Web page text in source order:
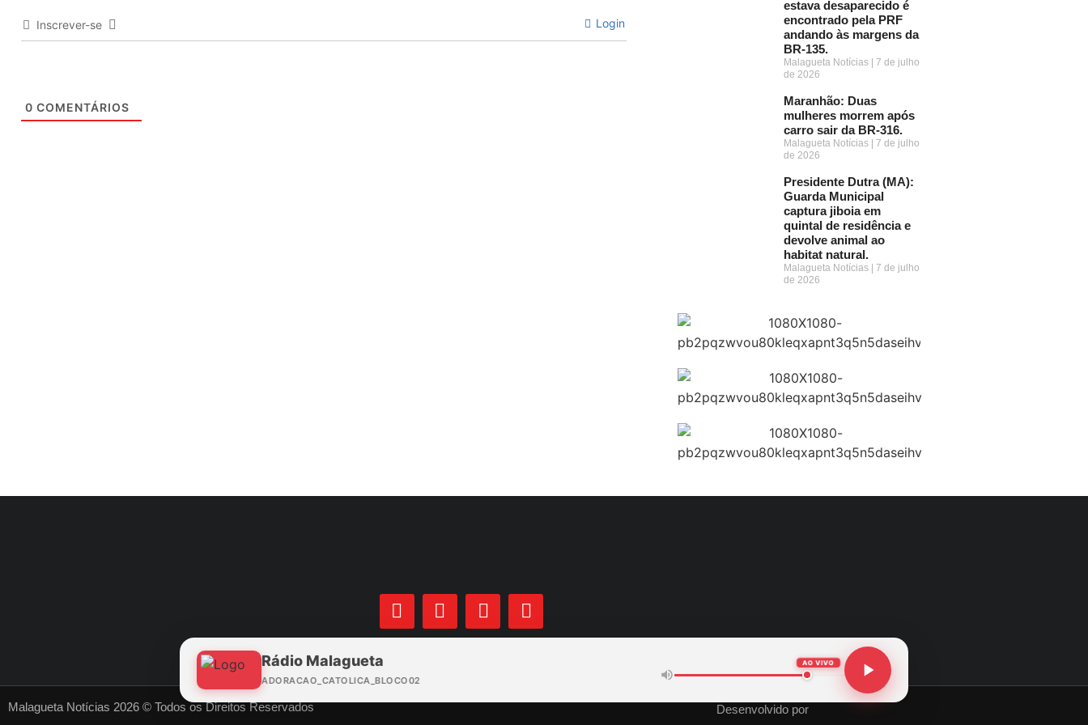
Inscrever-se Login
0 COMENTÁRIOS
estava desaparecido é
encontrado pela PRF
andando às margens da
BR-135.
Malagueta Notícias
7 de julho
de 2026
Maranhão: Duas
mulheres morrem após
carro sair da BR-316.
Malagueta Notícias
7 de julho
de 2026
Presidente Dutra (MA):
Guarda Municipal
captura jiboia em
quintal de residência e
devolve animal ao
habitat natural.
Malagueta Notícias
7 de julho
de 2026
Malagueta Notícias 2026 © Todos os Direitos Reservados Desenvolvido por
Rádio Malagueta
ADORACAO_CATOLICA_BLOCO02
AO VIVO